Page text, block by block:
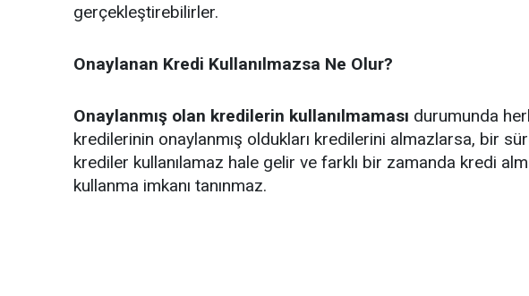
gerçekleştirebilirler.
Onaylanan Kredi Kullanılmazsa Ne Olur?
Onaylanmış olan kredilerin kullanılmaması durumunda
kredilerinin onaylanmış oldukları kredilerini almazlarsa, bir
krediler kullanılamaz hale gelir ve farklı bir zamanda kredi
kullanma imkanı tanınmaz.